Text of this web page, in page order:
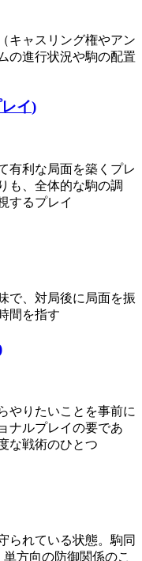
キャスリング権やアン
の進行状況や駒の配置
イ)
有利な局面を築くプレ
も、全体的な駒の調
するプレイ
で、対局後に局面を振
間を指す
やりたいことを事前に
ナルプレイの要であ
な戦術のひとつ
られている状態。駒同
方向の防御関係のこ